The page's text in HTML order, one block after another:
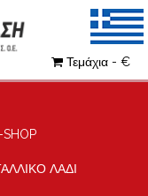
Τεμάχια - €
ΛΑΔΙ